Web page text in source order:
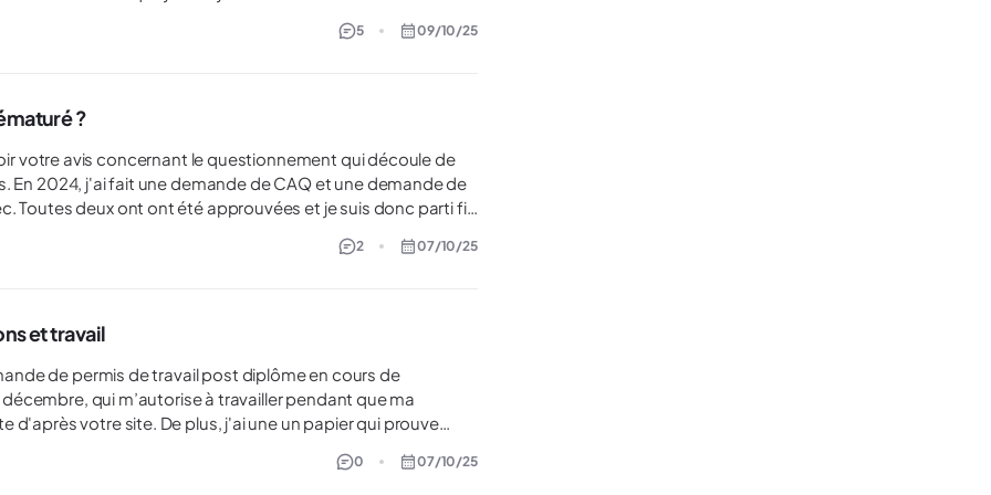
de ne pas l'obtenir ? Ou est-ce que je dois passer par un
pour obtenir des cours de langue et avoir la certitude, en
5 09/10/25
?
Toutes deux ont ont été approuvées et je suis donc parti fin
mon permis d'études à l'aéroport en arrivant au
imprévues m'ont forcé à rentrer en France au bout de
2 07/10/25
et travail
qui m’autorise à travailler pendant que ma
d'après votre site. De plus, j'ai une un papier qui prouve
0 07/10/25